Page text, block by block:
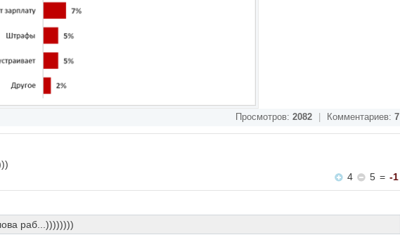
Просмотров: 2082 Комментариев: 7
4
5 = -1
раб...))))))))